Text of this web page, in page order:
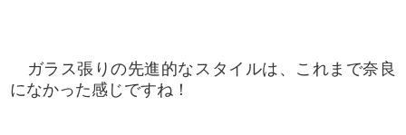
ガラス張りの先進的なスタイルは、これまで奈良
になかった感じですね！